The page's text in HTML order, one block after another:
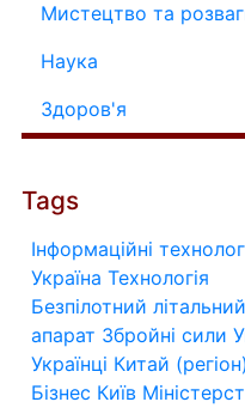
Мистецтво та
Наука
Здоров'я
Tags
Інформаційні
Україна Технологія
Безпілотний літальний
апарат Збройні сили
Українці Китай (регіон)
Бізнес Київ